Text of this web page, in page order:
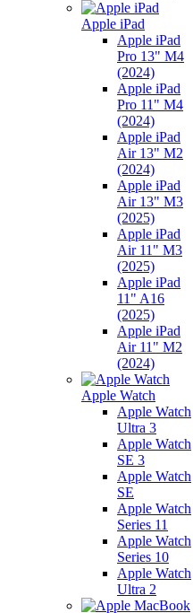
Apple iPad
Apple iPad
Pro 13" M4
(2024)
Apple iPad
Pro 11" M4
(2024)
Apple iPad
Air 13" M2
(2024)
Apple iPad
Air 13" M3
(2025)
Apple iPad
Air 11" M3
(2025)
Apple iPad
11" A16
(2025)
Apple iPad
Air 11" M2
(2024)
Apple Watch
Apple Watch
Ultra 3
Apple Watch
SE 3
Apple Watch
SE
Apple Watch
Series 11
Apple Watch
Series 10
Apple Watch
Ultra 2